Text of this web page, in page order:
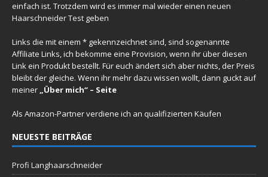
einfach ist. Trotzdem wird es immer mal wieder einen neuen
Haarschneider Test geben
Links die mit einem * gekennzeichnet sind, sind sogenannte
Affiliate Links, ich bekomme eine Provision, wenn ihr über diesen
Link ein Produkt bestellt. Für euch ändert sich aber nichts, der Preis
bleibt der gleiche. Wenn ihr mehr dazu wissen wollt, dann guckt auf
meiner „Über mich“ – Seite
Als Amazon-Partner verdiene ich an qualifizierten Käufen
NEUESTE BEITRÄGE
Profi Langhaarschneider